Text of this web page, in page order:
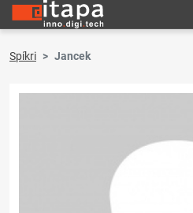
Spíkri Jancek